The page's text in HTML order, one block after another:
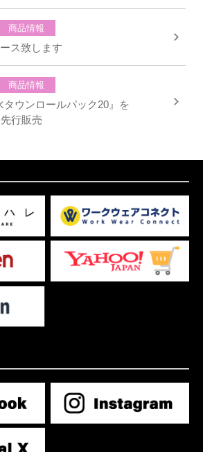
商品情報
ス致します
商品情報
タウンロールパック20』を
行販売